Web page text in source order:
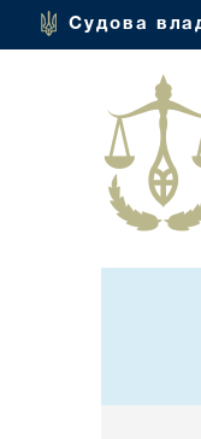
Судова